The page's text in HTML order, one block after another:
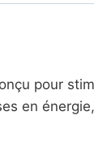
pour
en